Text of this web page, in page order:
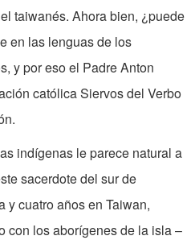
taiwanés. Ahora bien, ¿puede
en las lenguas de los
y por eso el Padre Anton
católica Siervos del Verbo
indígenas le parece natural a
sacerdote del sur de
y cuatro años en Taiwan,
con los aborígenes de la isla –